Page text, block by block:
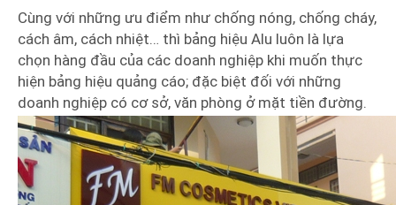
Cùng với những ưu điểm như chống nóng, chống cháy,
cách âm, cách nhiệt… thì bảng hiệu Alu luôn là lựa
chọn hàng đầu của các doanh nghiệp khi muốn thực
hiện bảng hiệu quảng cáo; đặc biệt đối với những
doanh nghiệp có cơ sở, văn phòng ở mặt tiền đường.